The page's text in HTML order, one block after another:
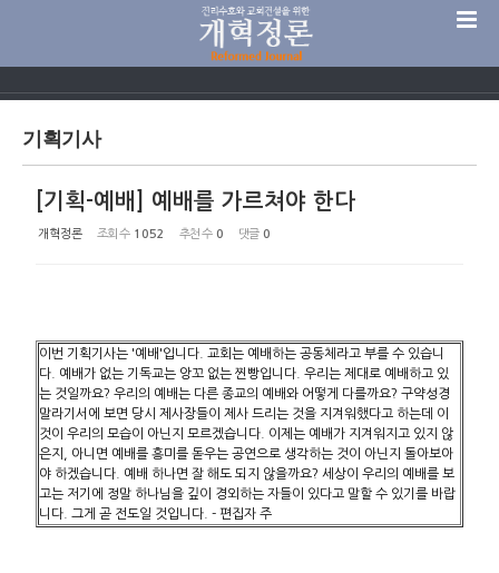
기획기사
[기획-예배] 예배를 가르쳐야 한다
개혁정론 조회 수 1052 추천 수 0 댓글 0
이번 기획기사는 '예배'입니다. 교회는 예배하는 공동체라고 부를 수 있습니
다. 예배가 없는 기독교는 앙꼬 없는 찐빵입니다. 우리는 제대로 예배하고 있
는 것일까요? 우리의 예배는 다른 종교의 예배와 어떻게 다를까요? 구약성경
말라기서에 보면 당시 제사장들이 제사 드리는 것을 지겨워했다고 하는데 이
것이 우리의 모습이 아닌지 모르겠습니다. 이제는 예배가 지겨워지고 있지 않
은지, 아니면 예배를 흥미를 돋우는 공연으로 생각하는 것이 아닌지 돌아보아
야 하겠습니다. 예배 하나면 잘 해도 되지 않을까요? 세상이 우리의 예배를 보
고는 저기에 정말 하나님을 깊이 경외하는 자들이 있다고 말할 수 있기를 바랍
니다. 그게 곧 전도일 것입니다. - 편집자 주
Sketchbook5, 스케치북5
Sketchbook5, 스케치북5